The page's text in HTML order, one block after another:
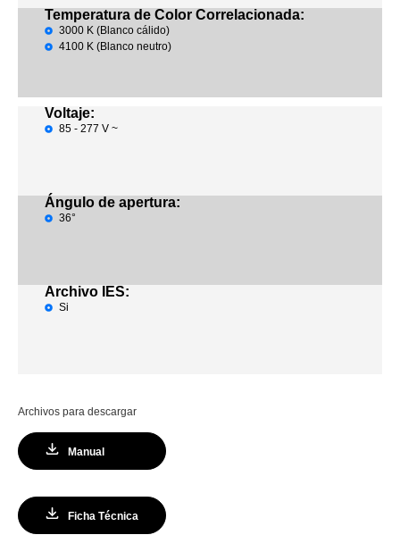
Temperatura de Color Correlacionada:
3000 K (Blanco cálido)
4100 K (Blanco neutro)
Voltaje:
85 - 277 V ~
Ángulo de apertura:
36°
Archivo IES:
Si
Archivos para descargar
Manual
Ficha Técnica